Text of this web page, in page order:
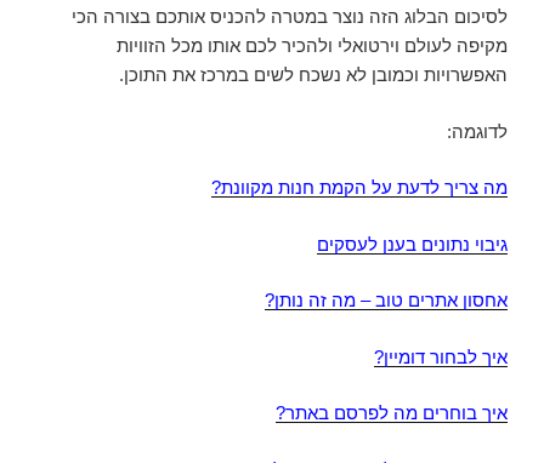
לסיכום הבלוג הזה נוצר במטרה להכניס אותכם בצורה הכי
מקיפה לעולם וירטואלי ולהכיר לכם אותו מכל הזוויות
האפשרויות וכמובן לא נשכח לשים במרכז את התוכן.
לדוגמה:
מה צריך לדעת על הקמת חנות מקוונת?
גיבוי נתונים בענן לעסקים
אחסון אתרים טוב – מה זה נותן?
איך לבחור דומיין?
איך בוחרים מה לפרסם באתר?